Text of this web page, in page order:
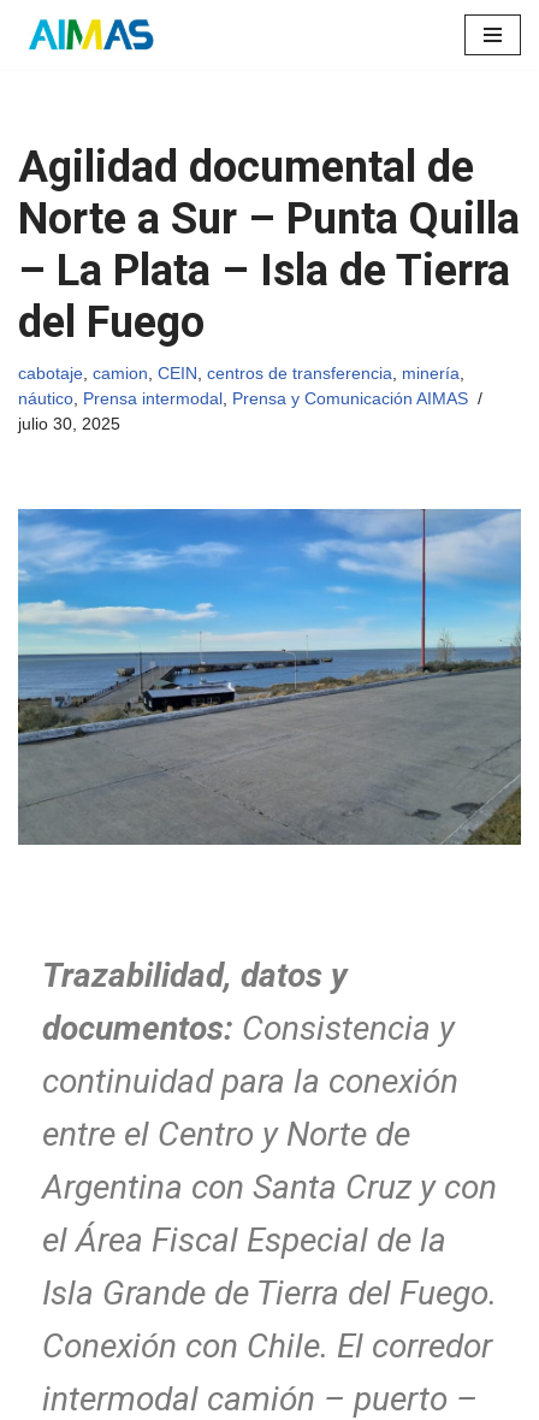
Agilidad documental de
Norte a Sur – Punta Quilla
– La Plata – Isla de Tierra
del Fuego
cabotaje, camion, CEIN , centros de transferencia, minería,
náutico, Prensa intermodal , Prensa y Comunicación AIMAS
julio 30, 2025
Trazabilidad, datos y
documentos: Consistencia y
continuidad para la conexión
entre el Centro y Norte de
Argentina con Santa Cruz y con
el Área Fiscal Especial de la
Isla Grande de Tierra del Fuego.
Conexión con Chile. El corredor
intermodal camión – puerto –